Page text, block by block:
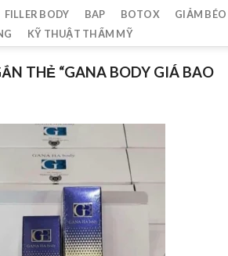
FILLER BODY BAP BOTOX GIẢM BÉO
KỸ THUẬT THẨM MỸ
THẺ “GANA BODY GIÁ BAO